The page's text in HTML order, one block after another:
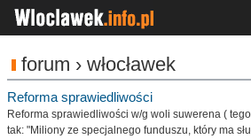
forum › włocławek
Reforma sprawiedliwości
Reforma sprawiedliwości w/g woli suwerena (
tak: "Miliony ze specjalnego funduszu, który ma